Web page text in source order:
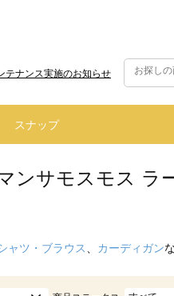
テナンス実施のお知らせ
スナップ
ンサモスモス ラ
ャツ・ブラウス カーディガン